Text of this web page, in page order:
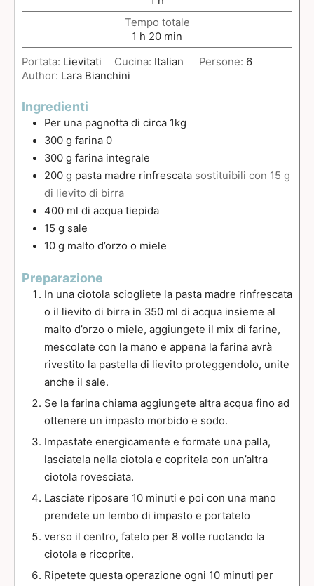
Tempo totale
1 h 20 min
Portata: Lievitati Cucina: Italian Persone: 6
Author: Lara Bianchini
Ingredienti
Per una pagnotta di circa 1kg
300 g farina 0
300 g farina integrale
200 g pasta madre rinfrescata sostituibili con 15 g
di lievito di birra
400 ml di acqua tiepida
15 g sale
10 g malto d’orzo o miele
Preparazione
In una ciotola sciogliete la pasta madre rinfrescata
o il lievito di birra in 350 ml di acqua insieme al
malto d’orzo o miele, aggiungete il mix di farine,
mescolate con la mano e appena la farina avrà
rivestito la pastella di lievito proteggendolo, unite
anche il sale.
Se la farina chiama aggiungete altra acqua fino ad
ottenere un impasto morbido e sodo.
Impastate energicamente e formate una palla,
lasciatela nella ciotola e copritela con un’altra
ciotola rovesciata.
Lasciate riposare 10 minuti e poi con una mano
prendete un lembo di impasto e portatelo
verso il centro, fatelo per 8 volte ruotando la
ciotola e ricoprite.
Ripetete questa operazione ogni 10 minuti per